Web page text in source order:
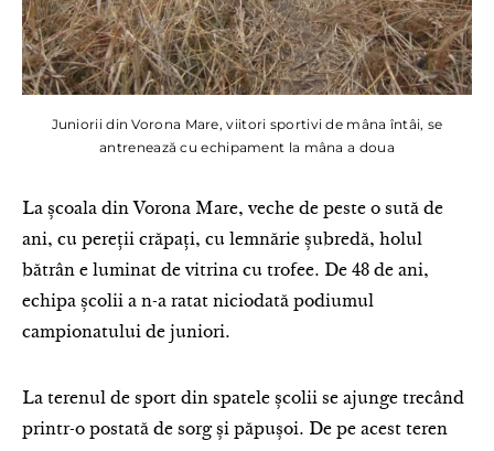
Juniorii din Vorona Mare, viitori sportivi de mâna întâi, se
antrenează cu echipament la mâna a doua
La școala din Vorona Mare, veche de peste o sută de
ani, cu pereții crăpați, cu lemnărie șubredă, holul
bătrân e luminat de vitrina cu trofee. De 48 de ani,
echipa școlii a n-a ratat niciodată podiumul
campionatului de juniori.
La terenul de sport din spatele școlii se ajunge trecând
printr-o postată de sorg și păpușoi. De pe acest teren